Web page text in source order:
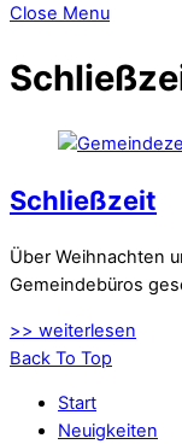
Close Menu
Schließzeit
Über Weihnachten
Gemeindebüros
>> weiterlesen
Back To Top
Start
Neuigkeiten